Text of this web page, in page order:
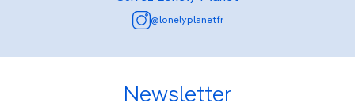
@lonelyplanetfr
Newsletter